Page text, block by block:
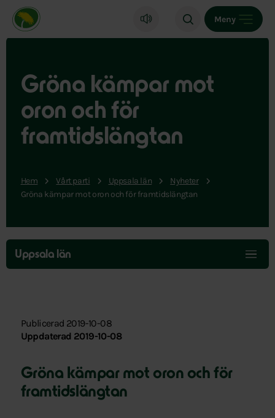
Miljöpartiet de gröna, startsida
Meny
Gröna kämpar mot
oron och för
framtidslängtan
Hem Vårt parti Uppsala län
Nyheter
Gröna kämpar mot oron och för framtidslängtan
Hoppa
över
menyn
Uppsala län
Publicerad 2019-10-08
Uppdaterad 2019-10-08
Gröna kämpar mot oron och för
framtidslängtan